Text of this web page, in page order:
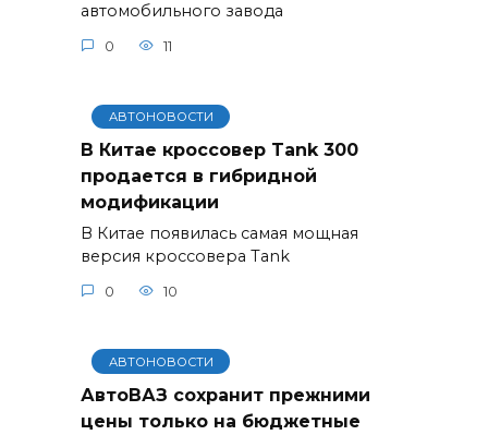
автомобильного завода
0 11
АВТОНОВОСТИ
В Китае кроссовер Tank 300
продается в гибридной
модификации
В Китае появилась самая мощная
версия кроссовера Tank
0 10
АВТОНОВОСТИ
АвтоВАЗ сохранит прежними
цены только на бюджетные